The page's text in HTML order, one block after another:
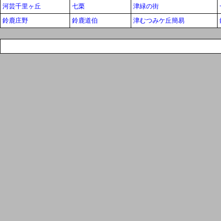
河芸千里ヶ丘
七栗 津緑の街
鈴鹿庄野
鈴鹿道伯 津むつみケ丘簡易